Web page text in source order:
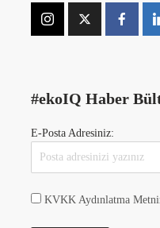
#ekoIQ Haber
E-Posta Adresiniz:
KVKK Aydınlatma